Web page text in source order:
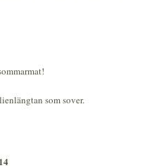
som sover.